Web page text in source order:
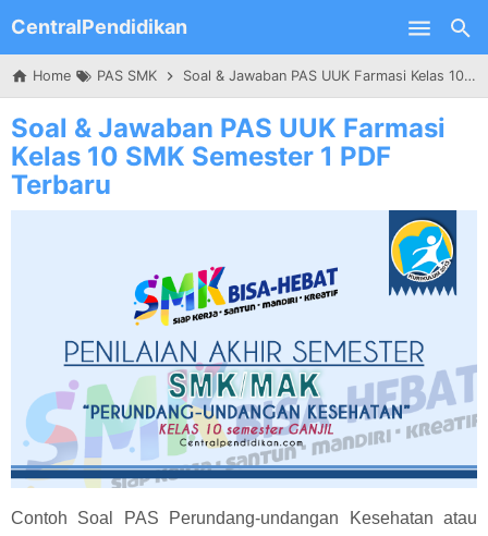
Skip to main content
CentralPendidikan
Home PAS SMK Soal & Jawaban PAS UUK Farmasi Kelas 10 SMK Semester 1 PDF Terbaru
Soal & Jawaban PAS UUK Farmasi
Kelas 10 SMK Semester 1 PDF
Terbaru
Contoh Soal PAS Perundang-undangan Kesehatan atau